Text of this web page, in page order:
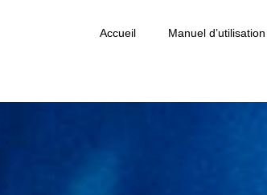
Accueil Manuel d’utilisation